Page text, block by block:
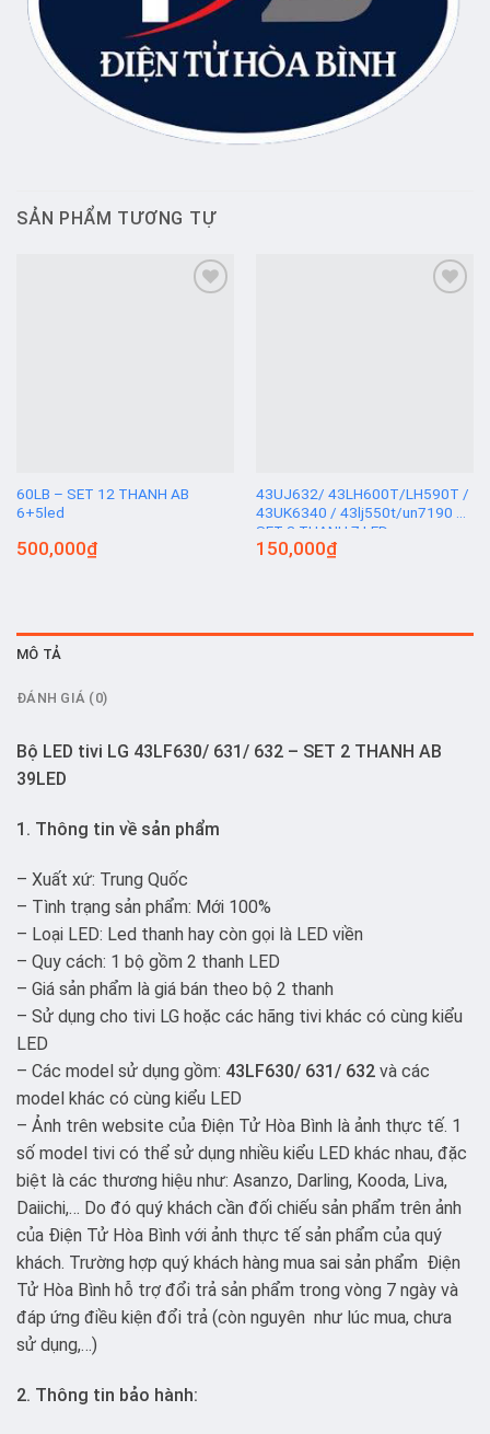
SẢN PHẨM TƯƠNG TỰ
60LB – SET 12 THANH AB
6+5led
500,000₫
43UJ632/ 43LH600T/LH590T /
43UK6340 / 43lj550t/un7190 –
SET 3 THANH 7 LED
150,000₫
MÔ TẢ
ĐÁNH GIÁ (0)
Bộ LED tivi LG 43LF630/ 631/ 632 – SET 2 THANH AB
39LED
1. Thông tin về sản phẩm
– Xuất xứ: Trung Quốc
– Tình trạng sản phẩm: Mới 100%
– Loại LED: Led thanh hay còn gọi là LED viền
– Quy cách: 1 bộ gồm 2 thanh LED
– Giá sản phẩm là giá bán theo bộ 2 thanh
– Sử dụng cho tivi LG hoặc các hãng tivi khác có cùng kiểu
LED
– Các model sử dụng gồm: 43LF630/ 631/ 632 và các
model khác có cùng kiểu LED
– Ảnh trên website của Điện Tử Hòa Bình là ảnh thực tế. 1
số model tivi có thể sử dụng nhiều kiểu LED khác nhau, đặc
biệt là các thương hiệu như: Asanzo, Darling, Kooda, Liva,
Daiichi,… Do đó quý khách cần đối chiếu sản phẩm trên ảnh
của Điện Tử Hòa Bình với ảnh thực tế sản phẩm của quý
khách. Trường hợp quý khách hàng mua sai sản phẩm Điện
Tử Hòa Bình hỗ trợ đổi trả sản phẩm trong vòng 7 ngày và
đáp ứng điều kiện đổi trả (còn nguyên như lúc mua, chưa
sử dụng,…)
2. Thông tin bảo hành: